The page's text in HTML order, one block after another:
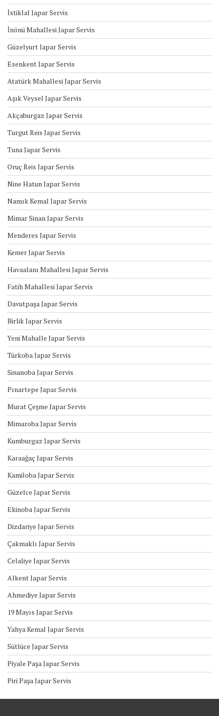
İstiklal Japar Servis
İnönü Mahallesi Japar Servis
Güzelyurt Japar Servis
Esenkent Japar Servis
Atatürk Mahallesi Japar Servis
Aşık Veysel Japar Servis
Akçaburgaz Japar Servis
Turgut Reis Japar Servis
Tuna Japar Servis
Oruç Reis Japar Servis
Nine Hatun Japar Servis
Namık Kemal Japar Servis
Mimar Sinan Japar Servis
Menderes Japar Servis
Kemer Japar Servis
Havaalanı Mahallesi Japar Servis
Fatih Mahallesi Japar Servis
Davutpaşa Japar Servis
Birlik Japar Servis
Yeni Mahalle Japar Servis
Türkoba Japar Servis
Sinanoba Japar Servis
Pınartepe Japar Servis
Murat Çeşme Japar Servis
Mimaroba Japar Servis
Kumburgaz Japar Servis
Karaağaç Japar Servis
Kamiloba Japar Servis
Güzelce Japar Servis
Ekinoba Japar Servis
Dizdariye Japar Servis
Çakmaklı Japar Servis
Celaliye Japar Servis
Alkent Japar Servis
Ahmediye Japar Servis
19 Mayıs Japar Servis
Yahya Kemal Japar Servis
Sütlüce Japar Servis
Piyale Paşa Japar Servis
Piri Paşa Japar Servis